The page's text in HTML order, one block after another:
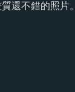
還不錯的照片。